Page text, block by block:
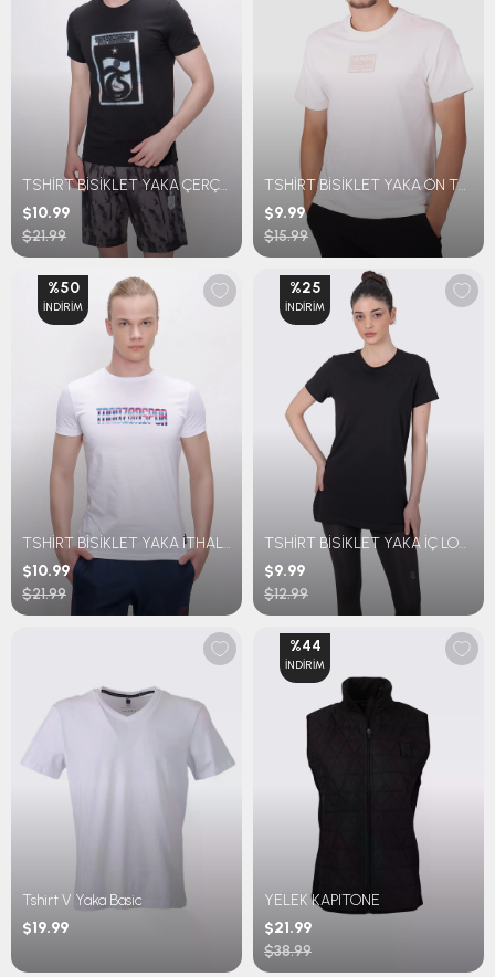
TSHİRT BİSİKLET YAKA ÇERÇEVE BASKILI
$10.99
$21.99
TSHİRT BİSİKLET YAKA ÖN THE CHAMPION TRABZONSPOR BASKILI
$9.99
$15.99
TSHİRT BİSİKLET YAKA İTHAL ENJEKSİYON BASKILI
$10.99
$21.99
%50
İNDIRIM
TSHİRT BİSİKLET YAKA İÇ LOGO BASKILI OVERSİZE
$9.99
$12.99
%25
İNDIRIM
Tshirt V Yaka Basic
$19.99
YELEK KAPITONE
$21.99
$38.99
%44
İNDIRIM